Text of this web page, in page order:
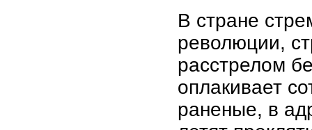
В стране
революции,
расстрелом
оплакивает
раненые, в